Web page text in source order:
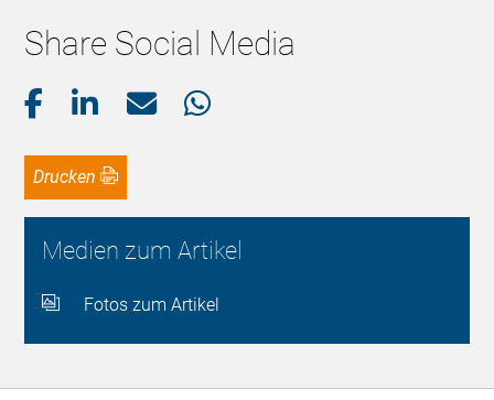
Share Social Media
Drucken
Medien zum Artikel
Fotos zum Artikel